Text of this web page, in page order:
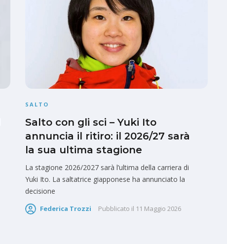
SALTO
Salto con gli sci – Yuki Ito
annuncia il ritiro: il 2026/27 sarà
la sua ultima stagione
La stagione 2026/2027 sarà l’ultima della carriera di
Yuki Ito. La saltatrice giapponese ha annunciato la
decisione
Federica Trozzi Pubblicato il 11 Maggio 2026